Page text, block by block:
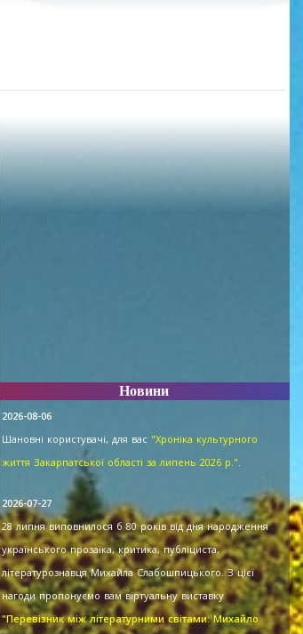
Новини
2026-08-06
Шановні користувачі, для вас "Хроніка культурного
життя Закарпатської області за липень 2026 р.".
2026-07-27
28 липня виповнилося б 80 років від дня народження
українського прозаїка, критика, публіциста,
літературознавця Михайла Слабошпицького. З цієї
нагоди пропонуємо вам віртуальну виставку
"Перевізник між літературними світами: Михайло